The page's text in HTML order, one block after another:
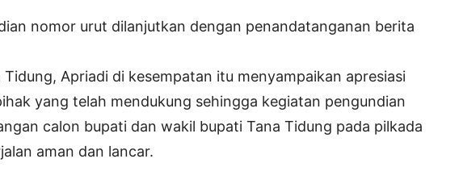
nomor urut dilanjutkan dengan penandatanganan berita
Tidung, Apriadi di kesempatan itu menyampaikan apresiasi
yang telah mendukung sehingga kegiatan pengundian
calon bupati dan wakil bupati Tana Tidung pada pilkada
aman dan lancar.